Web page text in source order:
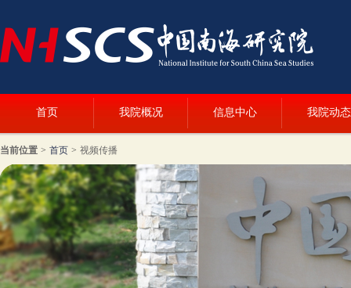
首页 我院概况 信息中心 我院动态
当前位置 > 首页 > 视频传播